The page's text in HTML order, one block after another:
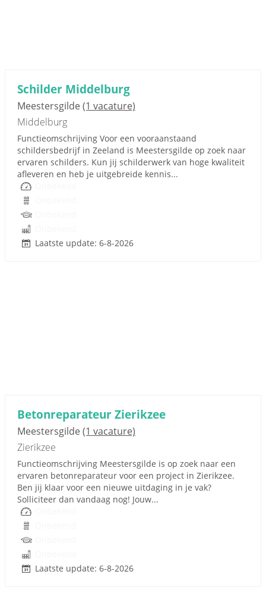
Schilder Middelburg
Meestersgilde(1 vacature)
Middelburg
Functieomschrijving Voor een vooraanstaand
schildersbedrijf in Zeeland is Meestersgilde op zoek naar
ervaren schilders. Kun jij schilderwerk van hoge kwaliteit
afleveren en heb je uitgebreide kennis...
Laatste update: 6-8-2026
Betonreparateur Zierikzee
Meestersgilde(1 vacature)
Zierikzee
Functieomschrijving Meestersgilde is op zoek naar een
ervaren betonreparateur voor een project in Zierikzee.
Ben jij klaar voor een nieuwe uitdaging in je vak?
Solliciteer dan vandaag nog! Jouw...
Laatste update: 6-8-2026